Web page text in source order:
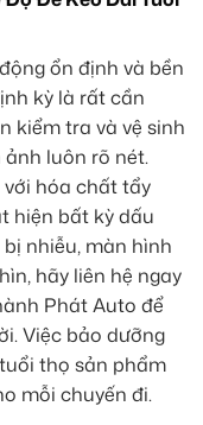
ổn định và bền
kỳ là rất cần
kiểm tra và vệ sinh
luôn rõ nét.
hóa chất tẩy
hiện bất kỳ dấu
nhiễu, màn hình
hãy liên hệ ngay
Phát Auto để
Việc bảo dưỡng
thọ sản phẩm
mỗi chuyến đi.